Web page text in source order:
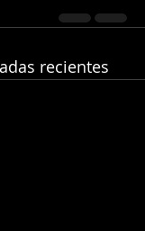
recientes